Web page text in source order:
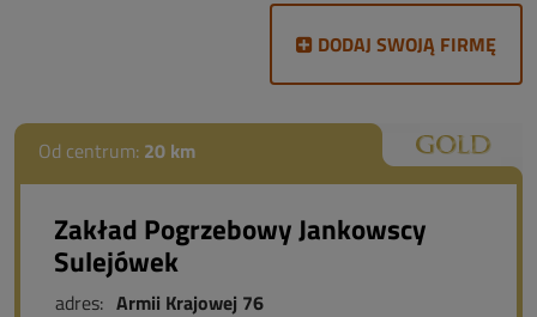
DODAJ SWOJĄ FIRMĘ
Od centrum: 20 km
Zakład Pogrzebowy Jankowscy
Sulejówek
adres: Armii Krajowej 76